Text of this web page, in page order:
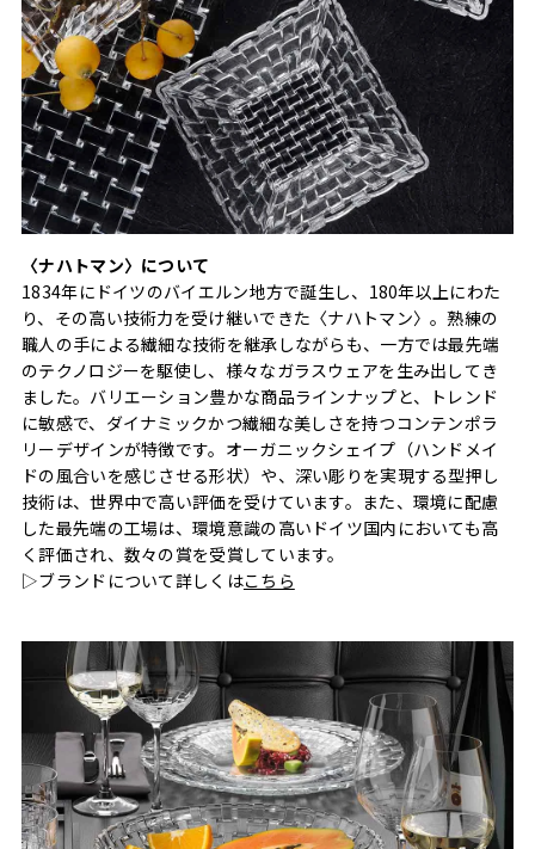
〈ナハトマン〉について
1834年にドイツのバイエルン地方で誕生し、180年以上にわた
り、その高い技術力を受け継いできた〈ナハトマン〉。熟練の
職人の手による繊細な技術を継承しながらも、一方では最先端
のテクノロジーを駆使し、様々なガラスウェアを生み出してき
ました。バリエーション豊かな商品ラインナップと、トレンド
に敏感で、ダイナミックかつ繊細な美しさを持つコンテンポラ
リーデザインが特徴です。オーガニックシェイプ（ハンドメイ
ドの風合いを感じさせる形状）や、深い彫りを実現する型押し
技術は、世界中で高い評価を受けています。また、環境に配慮
した最先端の工場は、環境意識の高いドイツ国内においても高
く評価され、数々の賞を受賞しています。
▷ブランドについて詳しくはこちら